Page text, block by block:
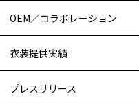
OEM／コラボレーション
衣装提供実績
プレスリリース